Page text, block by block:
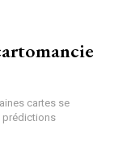
cartes se
prédictions